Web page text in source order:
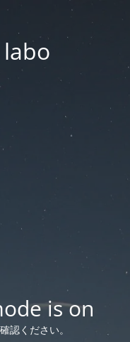
is on
認ください。